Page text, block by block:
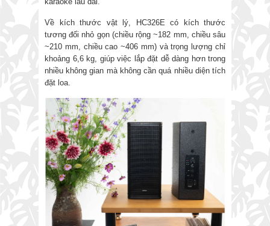
Về kích thước vật lý, HC326E có kích thước
tương đối nhỏ gọn (chiều rộng ~182 mm, chiều sâu
~210 mm, chiều cao ~406 mm) và trọng lượng chỉ
khoảng 6,6 kg, giúp việc lắp đặt dễ dàng hơn trong
nhiều không gian mà không cần quá nhiều diện tích
đặt loa.